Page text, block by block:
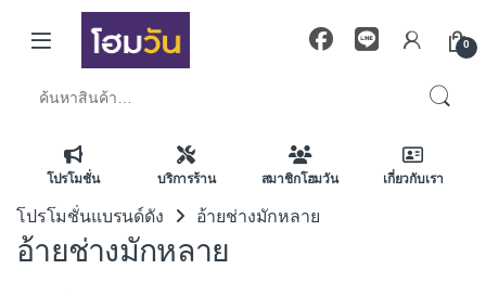
Skip to navigation
Skip to content
0
โปรโมชั่น บริการร้าน สมาชิกโฮมวัน เกี่ยวกับเรา
โปรโมชั่นแบรนด์ดัง อ้ายช่างมักหลาย
อ้ายช่างมักหลาย